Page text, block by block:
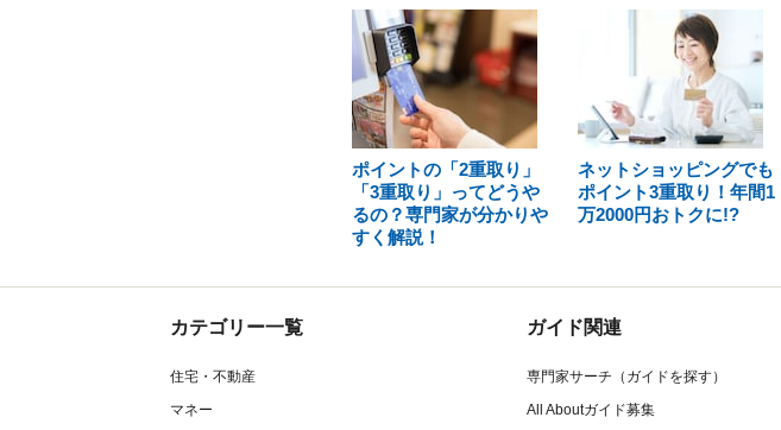
ポイントの「2重取り」
「3重取り」ってどうや
るの？専門家が分かりや
すく解説！
ネットショッピングでも
ポイント3重取り！年間1
万2000円おトクに!?
カテゴリー一覧
住宅・不動産
マネー
ガイド関連
専門家サーチ（ガイドを探す）
All Aboutガイド募集